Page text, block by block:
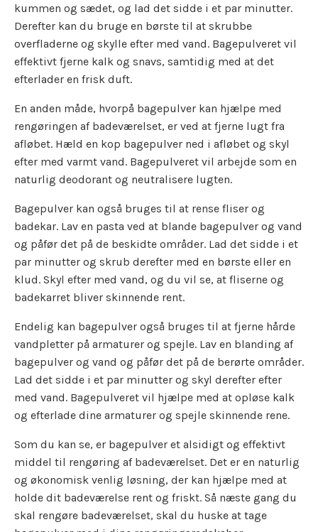
kummen og sædet, og lad det sidde i et par minutter.
Derefter kan du bruge en børste til at skrubbe
overfladerne og skylle efter med vand. Bagepulveret vil
effektivt fjerne kalk og snavs, samtidig med at det
efterlader en frisk duft.
En anden måde, hvorpå bagepulver kan hjælpe med
rengøringen af badeværelset, er ved at fjerne lugt fra
afløbet. Hæld en kop bagepulver ned i afløbet og skyl
efter med varmt vand. Bagepulveret vil arbejde som en
naturlig deodorant og neutralisere lugten.
Bagepulver kan også bruges til at rense fliser og
badekar. Lav en pasta ved at blande bagepulver og vand
og påfør det på de beskidte områder. Lad det sidde i et
par minutter og skrub derefter med en børste eller en
klud. Skyl efter med vand, og du vil se, at fliserne og
badekarret bliver skinnende rent.
Endelig kan bagepulver også bruges til at fjerne hårde
vandpletter på armaturer og spejle. Lav en blanding af
bagepulver og vand og påfør det på de berørte områder.
Lad det sidde i et par minutter og skyl derefter efter
med vand. Bagepulveret vil hjælpe med at opløse kalk
og efterlade dine armaturer og spejle skinnende rene.
Som du kan se, er bagepulver et alsidigt og effektivt
middel til rengøring af badeværelset. Det er en naturlig
og økonomisk venlig løsning, der kan hjælpe med at
holde dit badeværelse rent og friskt. Så næste gang du
skal rengøre badeværelset, skal du huske at tage